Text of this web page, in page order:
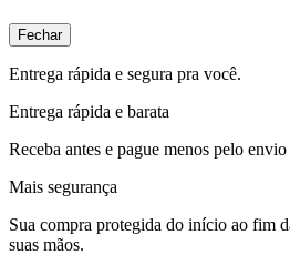
Fechar
Entrega rápida e segura pra você.
Entrega rápida e barata
Receba antes e pague menos pelo
Mais segurança
Sua compra protegida do início ao fim
suas mãos.